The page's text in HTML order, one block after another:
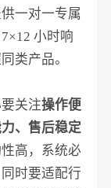
一对一专属
小时响
类产品。
关注操作便
、售后稳定
高，系统必
时要适配行